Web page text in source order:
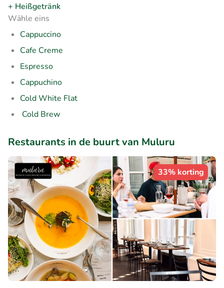
+ Heißgetränk
Wähle eins
Cappuccino
Cafe Creme
Espresso
Cappuchino
Cold White Flat
Cold Brew
Restaurants in de buurt van Muluru
33% korting